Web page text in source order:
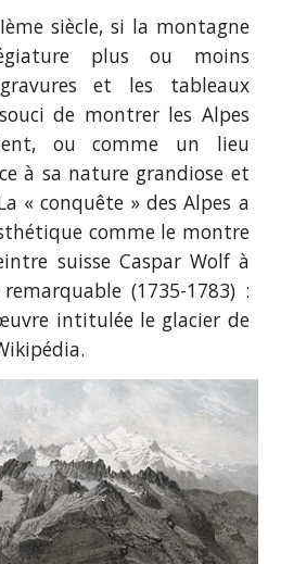
siècle, si la montagne
plus ou moins
et les tableaux
de montrer les Alpes
ou comme un lieu
à sa nature grandiose et
« conquête » des Alpes a
comme le montre
suisse Caspar Wolf à
(1735-1783) :
intitulée le glacier de